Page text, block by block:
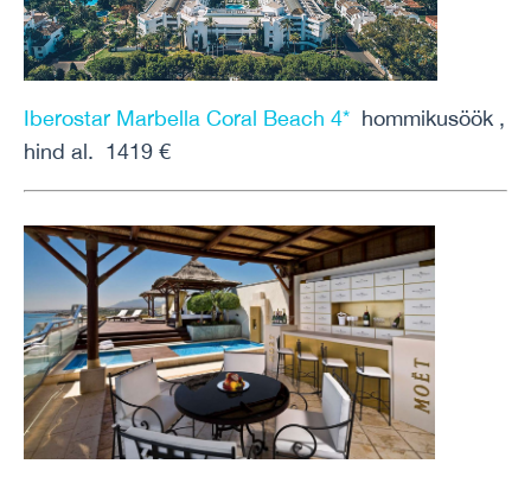
Iberostar Marbella Coral Beach 4* hommikusöök ,
hind al. 1419 €